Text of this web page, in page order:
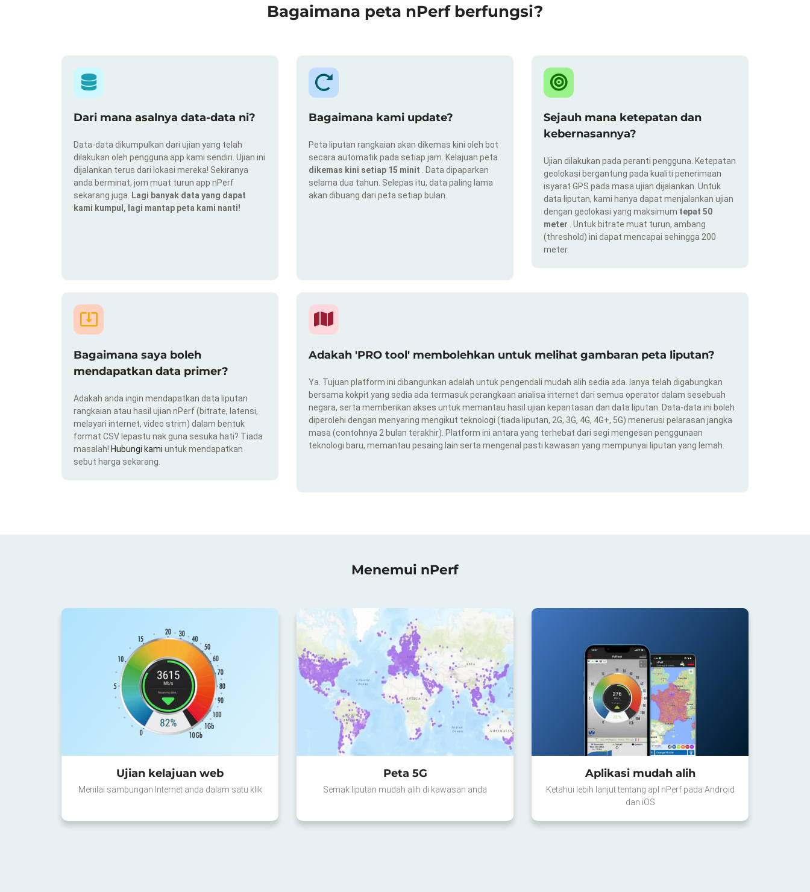
Bagaimana peta nPerf berfungsi?
Dari mana asalnya data-data ni?
Data-data dikumpulkan dari ujian yang telah
dilakukan oleh pengguna app kami sendiri. Ujian ini
dijalankan terus dari lokasi mereka! Sekiranya
anda berminat, jom muat turun app nPerf
sekarang juga.
Lagi banyak data yang dapat
kami kumpul, lagi mantap peta kami nanti!
Bagaimana kami update?
Peta liputan rangkaian akan dikemas kini oleh bot
secara automatik pada setiap jam. Kelajuan peta
dikemas kini setiap 15 minit
. Data dipaparkan
selama dua tahun. Selepas itu, data paling lama
akan dibuang dari peta setiap bulan.
Sejauh mana ketepatan dan
kebernasannya?
Ujian dilakukan pada peranti pengguna. Ketepatan
geolokasi bergantung pada kualiti penerimaan
isyarat GPS pada masa ujian dijalankan. Untuk
data liputan, kami hanya dapat menjalankan ujian
dengan geolokasi yang maksimum tepat 50
meter
. Untuk bitrate muat turun, ambang
(threshold) ini dapat mencapai sehingga 200
meter.
Bagaimana saya boleh
mendapatkan data primer?
Adakah anda ingin mendapatkan data liputan
rangkaian atau hasil ujian nPerf (bitrate, latensi,
melayari internet, video strim) dalam bentuk
format CSV lepastu nak guna sesuka hati? Tiada
masalah! Hubungi kami untuk mendapatkan
sebut harga sekarang.
Adakah 'PRO tool' membolehkan untuk melihat gambaran peta liputan?
Ya. Tujuan platform ini dibangunkan adalah untuk pengendali mudah alih sedia ada. Ianya telah digabungkan
bersama kokpit yang sedia ada termasuk perangkaan analisa internet dari semua operator dalam sesebuah
negara, serta memberikan akses untuk memantau hasil ujian kepantasan dan data liputan. Data-data ini boleh
diperolehi dengan menyaring mengikut teknologi (tiada liputan, 2G, 3G, 4G, 4G+, 5G) menerusi pelarasan jangka
masa (contohnya 2 bulan terakhir). Platform ini antara yang terhebat dari segi mengesan penggunaan
teknologi baru, memantau pesaing lain serta mengenal pasti kawasan yang mempunyai liputan yang lemah.
Menemui nPerf
Ujian kelajuan web
Menilai sambungan Internet anda dalam satu klik
Peta 5G
Semak liputan mudah alih di kawasan anda
Aplikasi mudah alih
Ketahui lebih lanjut tentang apl nPerf pada Android
dan iOS